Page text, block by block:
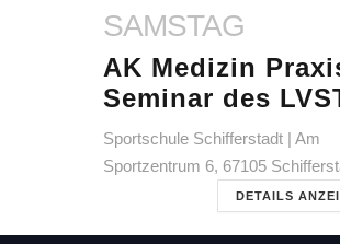
SAMSTAG
AK Medizin
Seminar des
Sportschule Schifferstadt | Am
Sportzentrum 6, 67105
DETAILS